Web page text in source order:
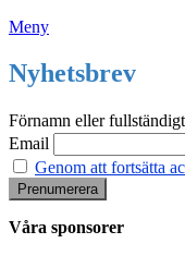
Meny
Nyhetsbrev
Förnamn eller
Email
Genom att fortsätta
Våra sponsorer